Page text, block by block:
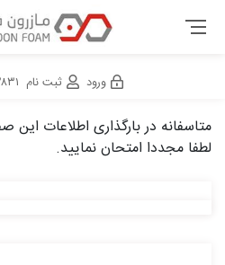
ورود ثبت نام
متاسفانه در بارگذاری اطلاعات
لطفا مجددا امتحان نمایید.